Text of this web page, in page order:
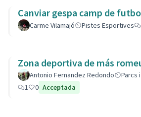
Canviar gespa camp de
Carme Vilamajó Pistes Esportives
Zona deportiva de más
Antonio Fernandez Redondo
Parcs
1
0 Acceptada